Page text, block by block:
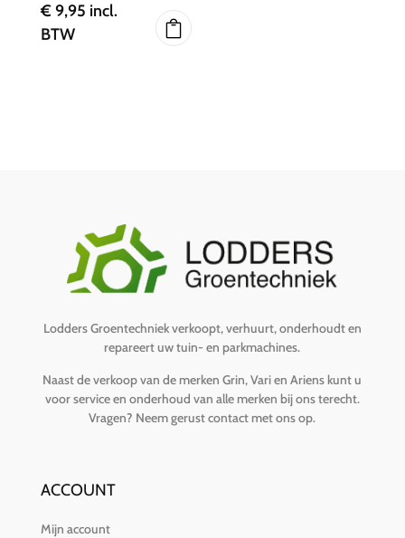
€ 9,95 incl.
BTW
Lodders Groentechniek verkoopt, verhuurt, onderhoudt en
repareert uw tuin- en parkmachines.
Naast de verkoop van de merken Grin, Vari en Ariens kunt u
voor service en onderhoud van alle merken bij ons terecht.
Vragen? Neem gerust contact met ons op.
ACCOUNT
Mijn account